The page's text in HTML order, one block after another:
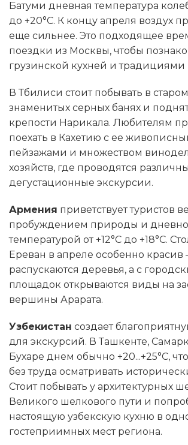
Батуми дневная температура
до +20°C. К концу апреля воздух
еще сильнее. Это подходящее
поездки из Москвы, чтобы
грузинской кухней и
В Тбилиси стоит побывать в
знаменитых серных банях и
крепости Нарикала. Любителям
поехать в Кахетию с ее
пейзажами и множеством
хозяйств, где проводятся
дегустационные экскурсии.
Армения приветствует туристов
пробуждением природы и
температурой от +12°C до +18°C.
Ереван в апреле особенно красив
распускаются деревья, а с
площадок открываются виды на
вершины Арарата.
Узбекистан создает
для экскурсий. В Ташкенте,
Бухаре днем обычно +20...+25°C,
без труда осматривать
Стоит побывать у архитектурных
Великого шелкового пути и
настоящую узбекскую кухню в
гостеприимных мест региона.